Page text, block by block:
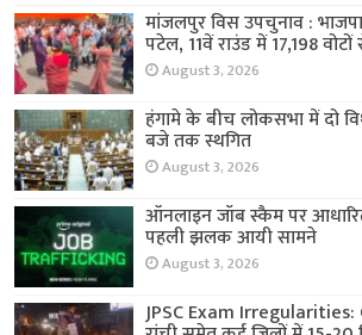
मांजलपुर विस उपचुनाव :
पटेल, 11वें राउंड में 17,198
August 3, 2026
हंगामे के बीच लोकसभा में दो
बजे तक स्थगित
August 3, 2026
ऑनलाइन जॉब स्कैम पर
पहली झलक आयी सामने
August 3, 2026
JPSC Exam Irregularities: